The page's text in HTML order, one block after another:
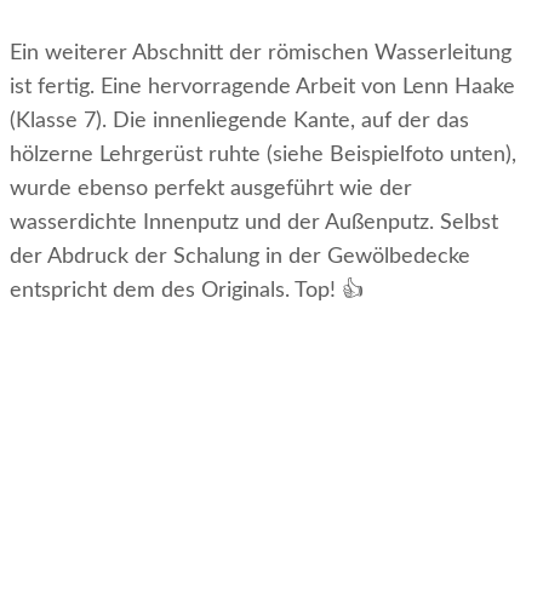
Ein weiterer Abschnitt der römischen Wasserleitung
ist fertig. Eine hervorragende Arbeit von Lenn Haake
(Klasse 7). Die innenliegende Kante, auf der das
hölzerne Lehrgerüst ruhte (siehe Beispielfoto unten),
wurde ebenso perfekt ausgeführt wie der
wasserdichte Innenputz und der Außenputz. Selbst
der Abdruck der Schalung in der Gewölbedecke
entspricht dem des Originals. Top! 👍